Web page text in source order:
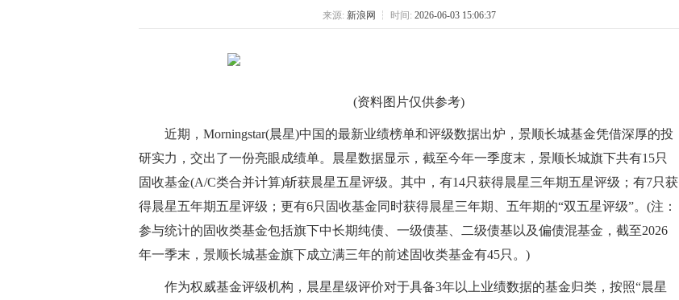
来源: 新浪网 ┆ 时间: 2026-06-03 15:06:37
(资料图片仅供参考)
近期，Morningstar(晨星)中国的最新业绩榜单和评级数据出炉，景顺长城基金凭借深厚的投
研实力，交出了一份亮眼成绩单。晨星数据显示，截至今年一季度末，景顺长城旗下共有15只
固收基金(A/C类合并计算)斩获晨星五星评级。其中，有14只获得晨星三年期五星评级；有7只获
得晨星五年期五星评级；更有6只固收基金同时获得晨星三年期、五年期的“双五星评级”。(注：
参与统计的固收类基金包括旗下中长期纯债、一级债基、二级债基以及偏债混基金，截至2026
年一季末，景顺长城基金旗下成立满三年的前述固收类基金有45只。)
作为权威基金评级机构，晨星星级评价对于具备3年以上业绩数据的基金归类，按照“晨星